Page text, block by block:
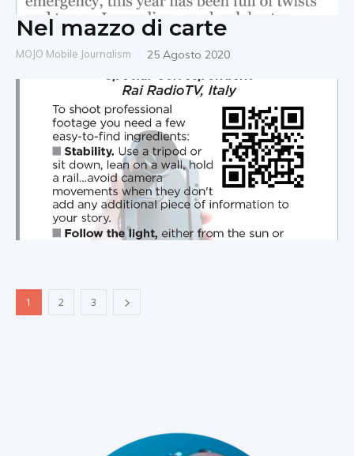
Nel mazzo di carte
MOJO Mobile Journalism 25 Agosto 2020
1 2 3